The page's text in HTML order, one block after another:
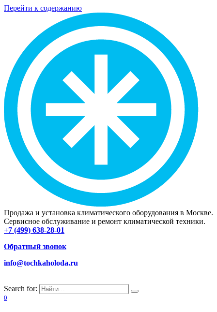
Перейти к содержанию
Продажа и установка климатического оборудования в Москве.
Сервисное обслуживание и ремонт климатической техники.
+7 (499) 638-28-01
Обратный звонок
info@tochkaholoda.ru
Search for:
0